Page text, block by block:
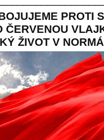
PROTI
ČERVENOU
ŽIVOT V